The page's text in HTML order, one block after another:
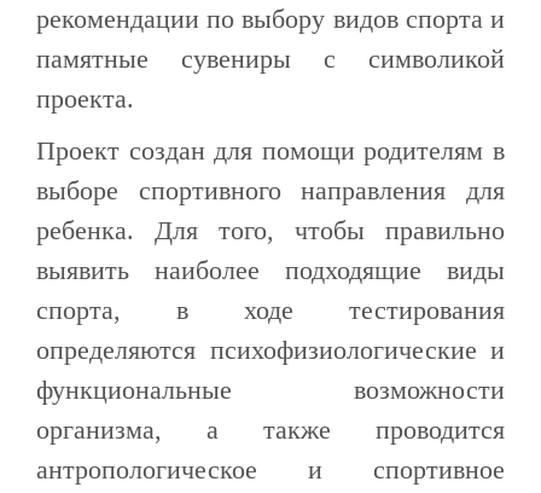
рекомендации по выбору видов спорта и
памятные сувениры с символикой
проекта.
Проект создан для помощи родителям в
выборе спортивного направления для
ребенка. Для того, чтобы правильно
выявить наиболее подходящие виды
спорта, в ходе тестирования
определяются психофизиологические и
функциональные возможности
организма, а также проводится
антропологическое и спортивное